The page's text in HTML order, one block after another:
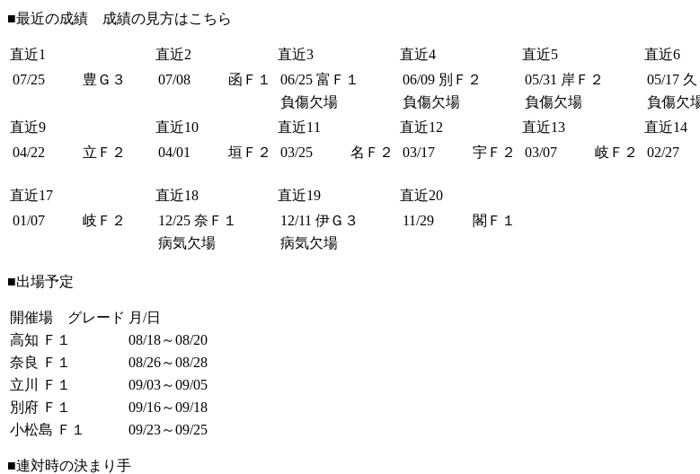
■最近の成績 成績の見方はこちら
直近1 直近2 直近3 直近4 直近5 直近6
07/25
豊Ｇ３ 07/08 函Ｆ１ 06/25 富Ｆ１
負傷欠場
06/09 別Ｆ２
負傷欠場
05/31 岸Ｆ２
負傷欠場
05/17 久
負傷欠
直近9 直近10 直近11 直近12 直近13 直近14
04/22
立Ｆ２ 04/01 垣Ｆ２ 03/25 名Ｆ２ 03/17 宇Ｆ２ 03/07 岐Ｆ２ 02/27
直近17 直近18 直近19
直近20
01/07
岐Ｆ２ 12/25 奈Ｆ１
病気欠場
12/11 伊Ｇ３
病気欠場
11/29 閣Ｆ１
■出場予定
開催場 グレード 月/日
高知 Ｆ１
08/18～08/20
奈良 Ｆ１
08/26～08/28
立川 Ｆ１
09/03～09/05
別府 Ｆ１
09/16～09/18
小松島 Ｆ１
09/23～09/25
■連対時の決まり手